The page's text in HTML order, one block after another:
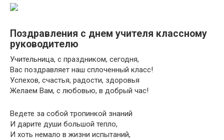
Поздравления с днем учителя классному
руководителю
Учительница, с праздником, сегодня,
Вас поздравляет наш сплоченный класс!
Успехов, счастья, радости, здоровья
Желаем Вам, с любовью, в добрый час!
Ведете за собой тропинкой знаний
И дарите души большой тепло,
И хоть немало в жизни испытаний,